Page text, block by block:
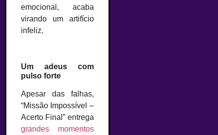
emocional, acaba
virando um artifício
infeliz.
Um adeus com
pulso forte
Apesar das falhas,
“Missão Impossível –
Acerto Final” entrega
grandes momentos